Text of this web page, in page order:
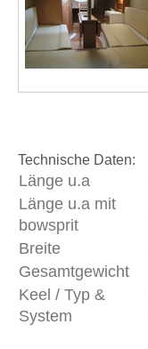
Technische Daten:
Länge u.a
Länge u.a mit
bowsprit
Breite
Gesamtgewicht
Keel / Typ &
System